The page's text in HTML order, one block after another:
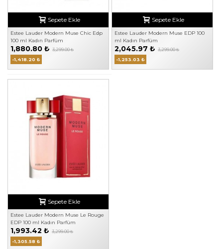
Sepete Ekle
Estee Lauder Modern Muse Chic Edp
100 ml Kadın Parfüm
1,880.80 ₺ 3,299.00 ₺
-1,418.20 ₺
Sepete Ekle
Estee Lauder Modern Muse EDP 100
ml Kadın Parfüm
2,045.97 ₺ 3,299.00 ₺
-1,253.03 ₺
Sepete Ekle
Estee Lauder Modern Muse Le Rouge
EDP 100 ml Kadın Parfüm
1,993.42 ₺ 3,299.00 ₺
-1,305.58 ₺